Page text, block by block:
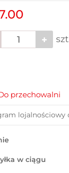
przechowalni
lojalnościowy
w ciągu